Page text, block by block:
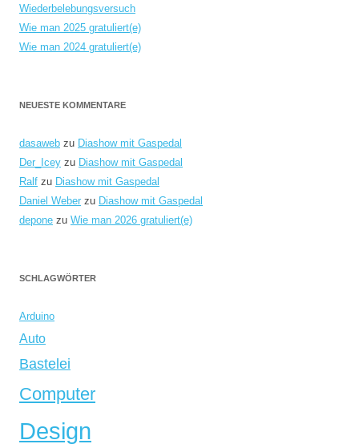
Wiederbelebungsversuch
Wie man 2025 gratuliert(e)
Wie man 2024 gratuliert(e)
NEUESTE KOMMENTARE
dasaweb zu Diashow mit Gaspedal
Der_Icey zu Diashow mit Gaspedal
Ralf zu Diashow mit Gaspedal
Daniel Weber zu Diashow mit Gaspedal
depone zu Wie man 2026 gratuliert(e)
SCHLAGWÖRTER
Arduino
Auto
Bastelei
Computer
Design